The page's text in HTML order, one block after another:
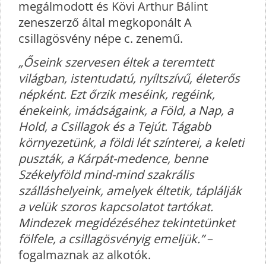
megálmodott és Kövi Arthur Bálint
zeneszerző által megkoponált A
csillagösvény népe c. zenemű.
„Őseink szervesen éltek a teremtett
világban, istentudatú, nyíltszívű, életerős
népként. Ezt őrzik meséink, regéink,
énekeink, imádságaink, a Föld, a Nap, a
Hold, a Csillagok és a Tejút. Tágabb
környezetünk, a földi lét színterei, a keleti
puszták, a Kárpát-medence, benne
Székelyföld mind-mind szakrális
szálláshelyeink, amelyek éltetik, táplálják
a velük szoros kapcsolatot tartókat.
Mindezek megidézéséhez tekintetünket
fölfele, a csillagösvényig emeljük.”–
fogalmaznak az alkotók.